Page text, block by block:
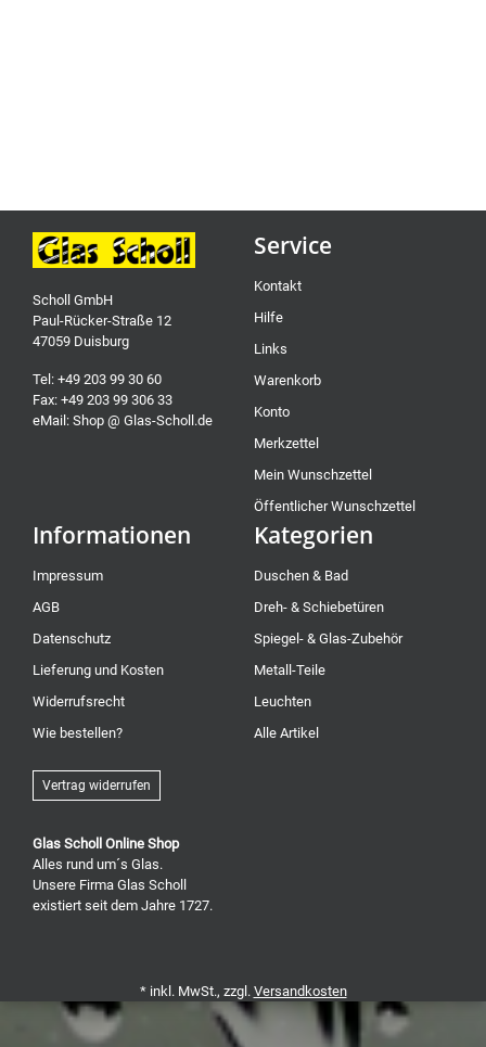
Scholl GmbH
Paul-Rücker-Straße 12
47059 Duisburg
Tel: +49 203 99 30 60
Fax: +49 203 99 306 33
eMail: Shop @ Glas-Scholl.de
Service
Kontakt
Hilfe
Links
Warenkorb
Konto
Merkzettel
Mein Wunschzettel
Öffentlicher Wunschzettel
Informationen
Impressum
AGB
Datenschutz
Lieferung und Kosten
Widerrufsrecht
Wie bestellen?
Vertrag widerrufen
Kategorien
Duschen & Bad
Dreh- & Schiebetüren
Spiegel- & Glas-Zubehör
Metall-Teile
Leuchten
Alle Artikel
Glas Scholl Online Shop
Alles rund um´s Glas.
Unsere Firma Glas Scholl
existiert seit dem Jahre 1727.
* inkl. MwSt., zzgl. Versandkosten